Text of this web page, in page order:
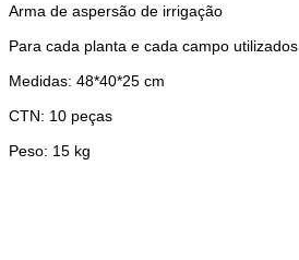
Arma de aspersão de irrigação
Para cada planta e cada campo utilizados
Medidas: 48*40*25 cm
CTN: 10 peças
Peso: 15 kg